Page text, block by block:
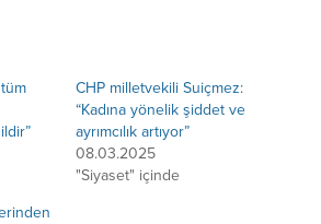
CHP milletvekili Suiçmez:
“Kadına yönelik şiddet ve
ayrımcılık artıyor”
08.03.2025
"Siyaset" içinde